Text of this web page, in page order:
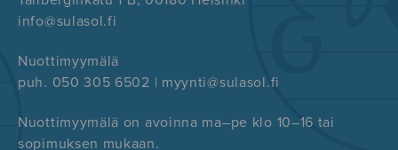
info@sulasol.fi
Nuottimyymälä
puh. 050 305 6502 | myynti@sulasol.fi
Nuottimyymälä on avoinna ma–pe klo 10–16 tai
sopimuksen mukaan.